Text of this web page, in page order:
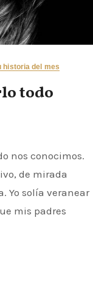
historia del mes
todo
de mirada
Yo solía veranear
mis padres